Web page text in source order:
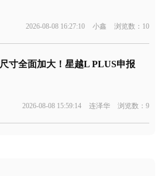
2026-08-08 16:27:10 小鑫 浏览数：10
尺寸全面加大！星越L PLUS申报
2026-08-08 15:59:14 连泽华 浏览数：9